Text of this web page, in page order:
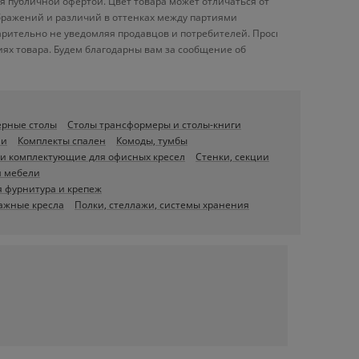
и различий в оттенках между партиями
не уведомляя продавцов и потребителей. Просим
товара. Будем благодарны вам за сообщение об
столы
Столы трансформеры и столы-книги
Комплекты спален
Комоды, тумбы
комплектующие для офисных кресел
Стенки, секции
мебели
и крепеж
кресла
Полки, стеллажи, системы хранения